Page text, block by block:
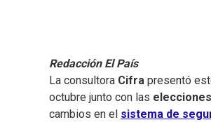
Redacción El País
La consultora Cifra presentó
octubre junto con las
cambios en el sistema de